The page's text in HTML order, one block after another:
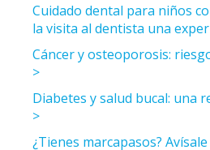
Cuidado dental para niños
la visita al dentista una
Cáncer y osteoporosis:
Diabetes y salud bucal: una
¿Tienes marcapasos?